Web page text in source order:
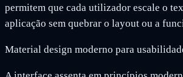
permitem que cada utilizador escale o
aplicação sem quebrar o layout ou a
Material design moderno para